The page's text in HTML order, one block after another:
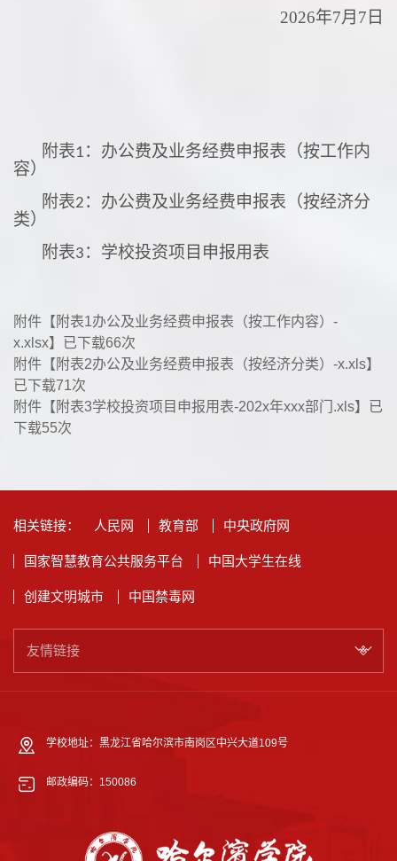
2026年7月7日
附表1 ：办公费及业务经费申报表（按工作内
容）
附表2 ：办公费及业务经费申报表（按经济分
类）
附表3 ：学校投资项目申报用表
附件【 附表1办公及业务经费申报表（按工作内容）-
x.xlsx】已下载66次
附件【 附表2办公及业务经费申报表（按经济分类）-x.xls】
已下载71次
附件【 附表3学校投资项目申报用表-202x年xxx部门.xls】已
下载55次
相关链接： 人民网 教育部 中央政府网
国家智慧教育公共服务平台 中国大学生在线
创建文明城市 中国禁毒网
友情链接
学校地址：黑龙江省哈尔滨市南岗区中兴大道109号
邮政编码：150086